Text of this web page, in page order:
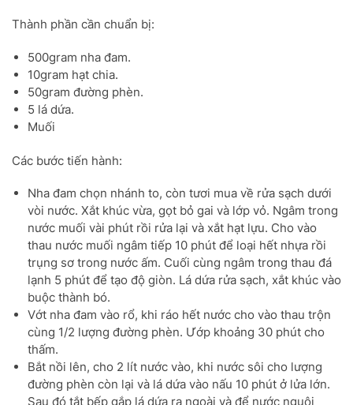
Thành phần cần chuẩn bị:
500gram nha đam.
10gram hạt chia.
50gram đường phèn.
5 lá dứa.
Muối
Các bước tiến hành:
Nha đam chọn nhánh to, còn tươi mua về rửa sạch dưới
vòi nước. Xắt khúc vừa, gọt bỏ gai và lớp vỏ. Ngâm trong
nước muối vài phút rồi rửa lại và xắt hạt lựu. Cho vào
thau nước muối ngâm tiếp 10 phút để loại hết nhựa rồi
trụng sơ trong nước ấm. Cuối cùng ngâm trong thau đá
lạnh 5 phút để tạo độ giòn. Lá dứa rửa sạch, xắt khúc vào
buộc thành bó.
Vớt nha đam vào rổ, khi ráo hết nước cho vào thau trộn
cùng 1/2 lượng đường phèn. Ướp khoảng 30 phút cho
thấm.
Bắt nồi lên, cho 2 lít nước vào, khi nước sôi cho lượng
đường phèn còn lại và lá dứa vào nấu 10 phút ở lửa lớn.
Sau đó tắt bếp gắp lá dứa ra ngoài và để nước nguội